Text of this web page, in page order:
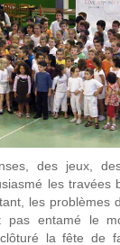
des jeux,
les travées
les problèmes
pas entamé le
la fête de